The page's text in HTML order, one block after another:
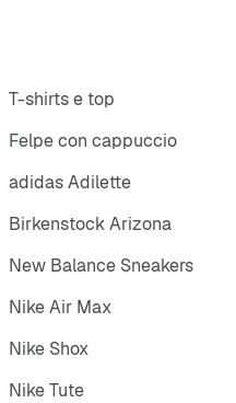
T-shirts e top
Felpe con cappuccio
adidas Adilette
Birkenstock Arizona
New Balance Sneakers
Nike Air Max
Nike Shox
Nike Tute